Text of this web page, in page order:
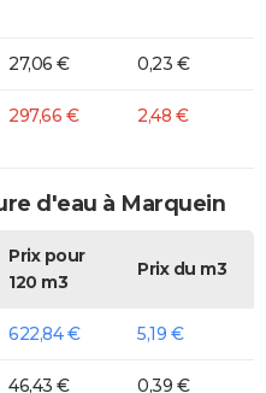
27,06 € 0,23 €
297,66 € 2,48 €
d'eau à Marquein
Prix pour
120 m3
Prix du m3
622,84 € 5,19 €
46,43 € 0,39 €